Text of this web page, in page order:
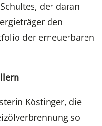
der daran
den
der erneuerbaren
Köstinger, die
so